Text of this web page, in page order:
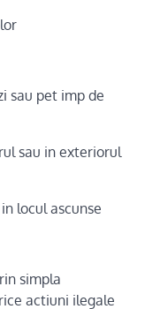
sau pet imp de
sau in exteriorul
locul ascunse
simpla
actiuni ilegale